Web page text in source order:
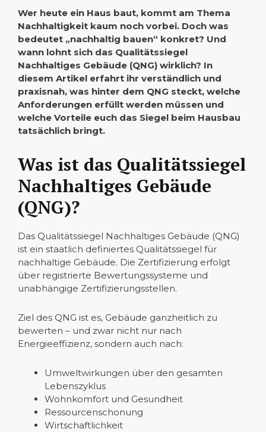
Wer heute ein Haus baut, kommt am Thema
Nachhaltigkeit kaum noch vorbei. Doch was
bedeutet „nachhaltig bauen“ konkret? Und
wann lohnt sich das Qualitätssiegel
Nachhaltiges Gebäude (QNG) wirklich? In
diesem Artikel erfahrt ihr verständlich und
praxisnah, was hinter dem QNG steckt, welche
Anforderungen erfüllt werden müssen und
welche Vorteile euch das Siegel beim Hausbau
tatsächlich bringt.
Was ist das Qualitätssiegel
Nachhaltiges Gebäude
(QNG)?
Das Qualitätssiegel Nachhaltiges Gebäude (QNG)
ist ein staatlich definiertes Qualitätssiegel für
nachhaltige Gebäude. Die Zertifizierung erfolgt
über registrierte Bewertungssysteme und
unabhängige Zertifizierungsstellen.
Ziel des QNG ist es, Gebäude ganzheitlich zu
bewerten – und zwar nicht nur nach
Energieeffizienz, sondern auch nach:
Umweltwirkungen über den gesamten
Lebenszyklus
Wohnkomfort und Gesundheit
Ressourcenschonung
Wirtschaftlichkeit